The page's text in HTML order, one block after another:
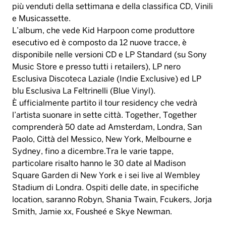
più venduti della settimana e della classifica CD, Vinili
e Musicassette.
L’album, che vede Kid Harpoon come produttore
esecutivo ed è composto da 12 nuove tracce, è
disponibile nelle versioni CD e LP Standard (su Sony
Music Store e presso tutti i retailers), LP nero
Esclusiva Discoteca Laziale (Indie Exclusive) ed LP
blu Esclusiva La Feltrinelli (Blue Vinyl).
È ufficialmente partito il tour residency che vedrà
l’artista suonare in sette città. Together, Together
comprenderà 50 date ad Amsterdam, Londra, San
Paolo, Città del Messico, New York, Melbourne e
Sydney, fino a dicembre.Tra le varie tappe,
particolare risalto hanno le 30 date al Madison
Square Garden di New York e i sei live al Wembley
Stadium di Londra. Ospiti delle date, in specifiche
location, saranno Robyn, Shania Twain, Fcukers, Jorja
Smith, Jamie xx, Fousheé e Skye Newman.